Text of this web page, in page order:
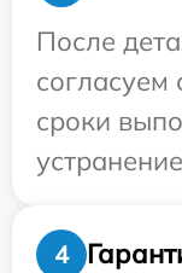
После
согласуем
сроки
4